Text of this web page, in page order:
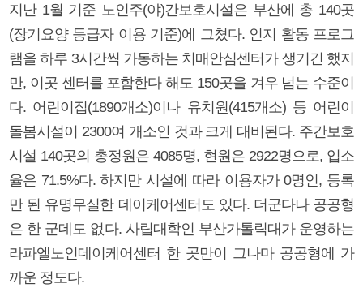
지난 1월 기준 노인주(야)간보호시설은 부산에 총 140곳
(장기요양 등급자 이용 기준)에 그쳤다. 인지 활동 프로그
램을 하루 3시간씩 가동하는 치매안심센터가 생기긴 했지
만, 이곳 센터를 포함한다 해도 150곳을 겨우 넘는 수준이
다. 어린이집(1890개소)이나 유치원(415개소) 등 어린이
돌봄시설이 2300여 개소인 것과 크게 대비된다. 주간보호
시설 140곳의 총정원은 4085명, 현원은 2922명으로, 입소
율은 71.5%다. 하지만 시설에 따라 이용자가 0명인, 등록
만 된 유명무실한 데이케어센터도 있다. 더군다나 공공형
은 한 군데도 없다. 사립대학인 부산가톨릭대가 운영하는
라파엘노인데이케어센터 한 곳만이 그나마 공공형에 가
까운 정도다.